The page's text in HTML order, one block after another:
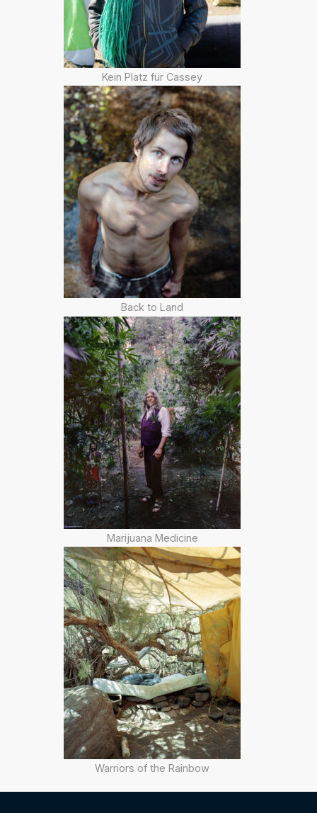
Kein Platz für Cassey
Back to Land
Marijuana Medicine
Warriors of the Rainbow